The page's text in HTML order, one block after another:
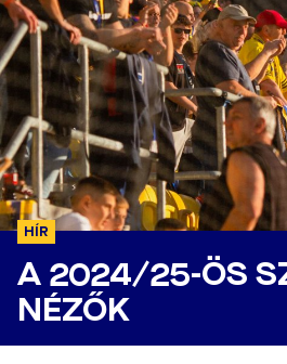
HÍR
A 2024/25-ÖS
NÉZŐK